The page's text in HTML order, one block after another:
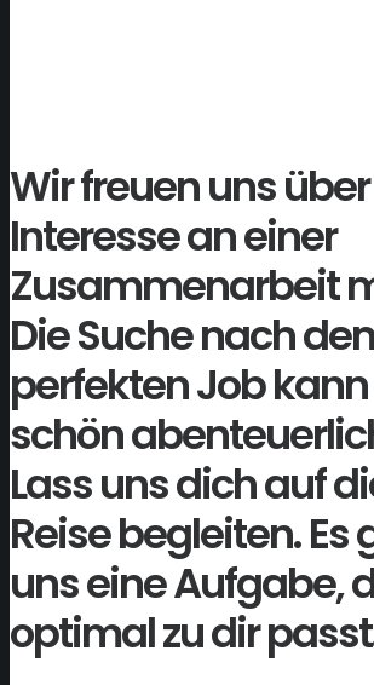
Wir freuen uns
Interesse an einer
Zusammenarbeit
Die Suche nach
perfekten Job
schön
Lass uns dich auf
Reise begleiten. Es
uns eine Aufgabe,
optimal zu dir